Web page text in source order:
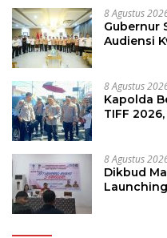
8 Agustus
Gubernur
Audiensi
8 Agustus
Kapolda
TIFF
8 Agustus
Dikbud
Launching